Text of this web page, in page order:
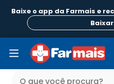
Baixe o app da Farmais e